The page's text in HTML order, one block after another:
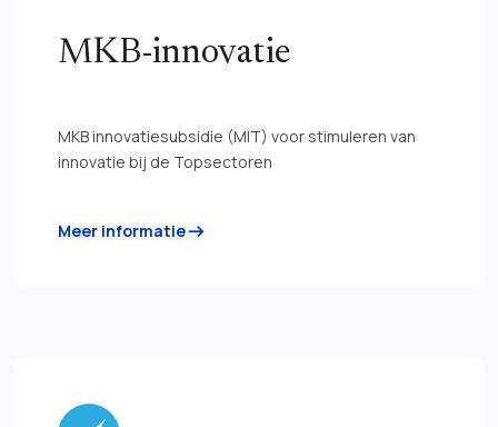
MKB-innovatie
MKB innovatiesubsidie (MIT) voor stimuleren van
innovatie bij de Topsectoren
Meer informatiearrow_right_alt